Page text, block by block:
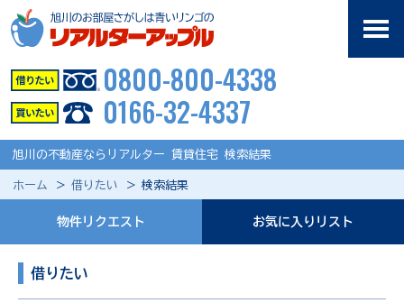
0800-800-4338
0166-32-4337
旭川の不動産ならリアルター 賃貸住宅 検索結果
ホーム 借りたい 検索結果
物件リクエスト お気に入りリスト
借りたい